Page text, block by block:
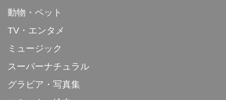
動物・ペット
TV・エンタメ
ミュージック
スーパーナチュラル
グラビア・写真集